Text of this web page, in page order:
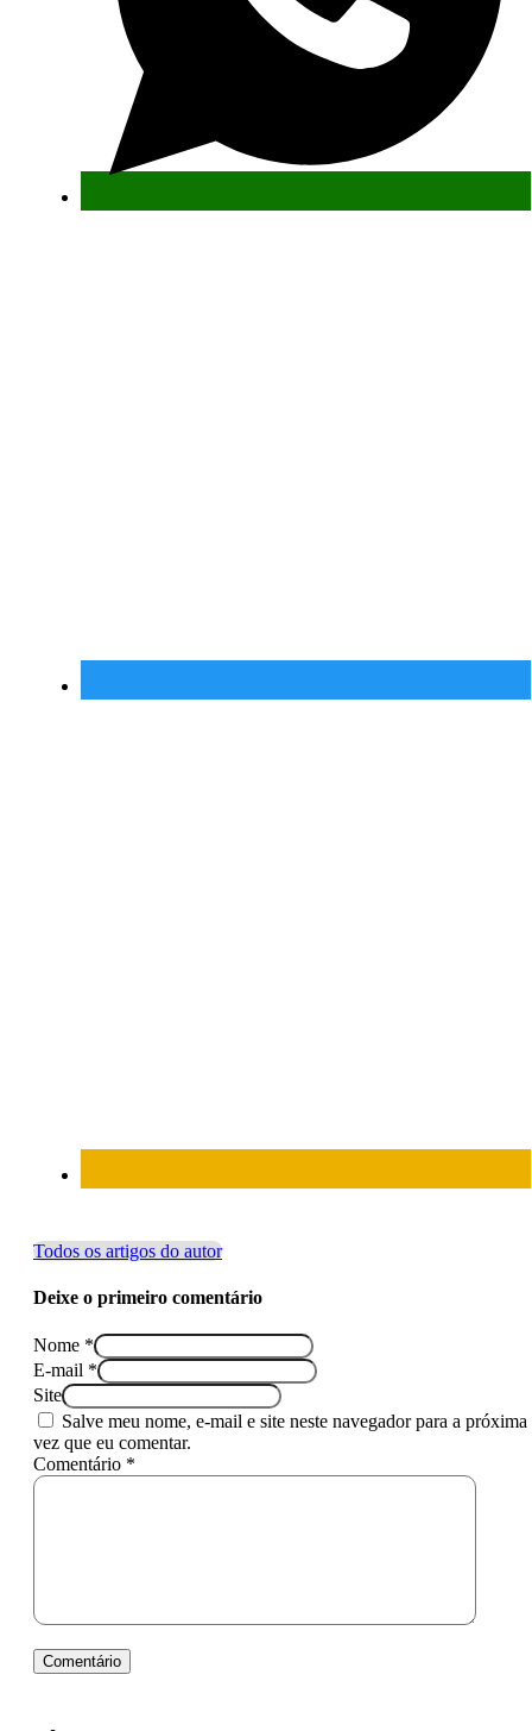
Todos os artigos do autor
Deixe o primeiro comentário
Nome *
E-mail *
Site
Salve meu nome, e-mail e site neste navegador para a próxima
vez que eu comentar.
Comentário *